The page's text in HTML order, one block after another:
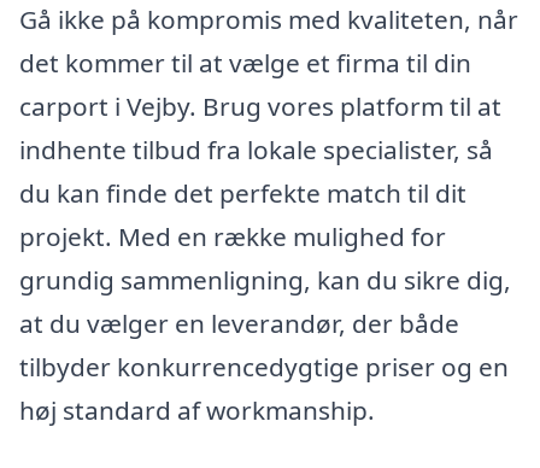
Gå ikke på kompromis med kvaliteten, når
det kommer til at vælge et firma til din
carport i Vejby. Brug vores platform til at
indhente tilbud fra lokale specialister, så
du kan finde det perfekte match til dit
projekt. Med en række mulighed for
grundig sammenligning, kan du sikre dig,
at du vælger en leverandør, der både
tilbyder konkurrencedygtige priser og en
høj standard af workmanship.